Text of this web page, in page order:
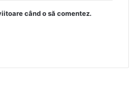
când o să comentez.